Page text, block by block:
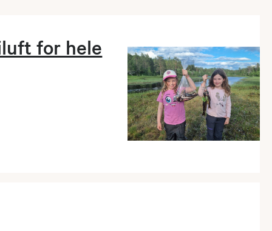
for hele